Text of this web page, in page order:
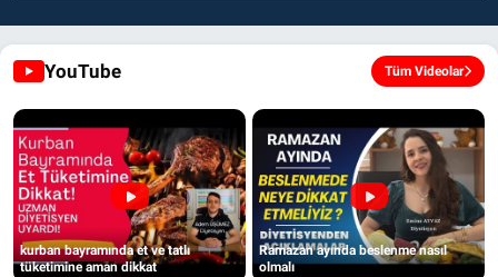
YouTube Tüm Videolar
kurban bayramında et ve tatlı
tüketimine aman dikkat
Ramazan ayında beslenme nasıl
olmalı